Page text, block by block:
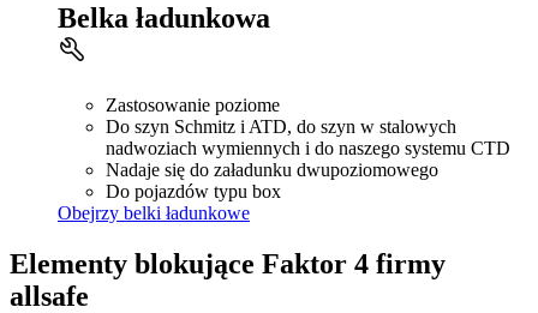
Belka ładunkowa
Zastosowanie poziome
Do szyn Schmitz i ATD, do szyn w stalowych
nadwoziach wymiennych i do naszego systemu CTD
Nadaje się do załadunku dwupoziomowego
Do pojazdów typu box
Obejrzy belki ładunkowe
Elementy blokujące Faktor 4 firmy
allsafe